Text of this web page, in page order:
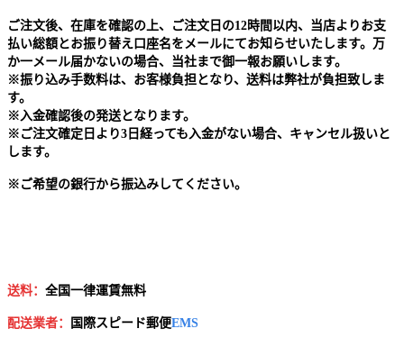
ご注文後、在庫を確認の上、ご注文日の12時間以内、当店よりお支
払い総額とお振り替え口座名をメールにてお知らせいたします。万
か一メール届かないの場合、当社まで御一報お願いします。
※振り込み手数料は、お客様負担となり、送料は弊社が負担致しま
す。
※ 入金確認後の発送となります。
※ ご注文確定日より3日経っても入金がない場合、キャンセル扱いと
します。
※ ご希望の銀行から振込みしてください。
送料： 全国一律運賃無料
配送業者： 国 際スピード郵便EMS